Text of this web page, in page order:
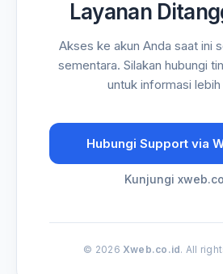
Layanan
Akses ke akun Anda saat ini
sementara. Silakan hubungi
untuk informasi lebih
Hubungi Support via
Kunjungi
© 2026 Xweb.co.id. All